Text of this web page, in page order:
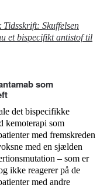
Tidsskrift: Skuffelsen
et bispecifikt antistof til
som
det bispecifikke
kemoterapi som
med fremskreden
med en sjælden
– som er
ikke reagerer på de
med andre